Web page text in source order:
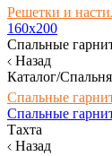
Решетки и
160х200
Спальные
Назад
Каталог/
Спальные
Спальные
Тахта
Назад